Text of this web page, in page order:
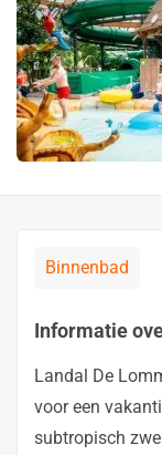
Binnenbad
Informatie
Landal De
voor een
subtropisch